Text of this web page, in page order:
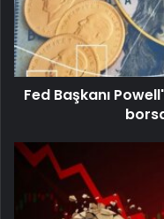
Fed Başkanı